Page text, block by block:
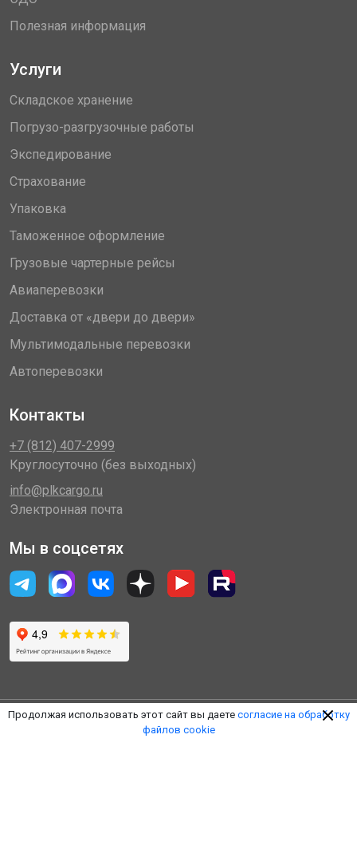
Полезная информация
Услуги
Складское хранение
Погрузо-разгрузочные работы
Экспедирование
Страхование
Упаковка
Таможенное оформление
Грузовые чартерные рейсы
Авиаперевозки
Доставка от «двери до двери»
Мультимодальные перевозки
Автоперевозки
Контакты
+7 (812) 407-2999
Круглосуточно (без выходных)
info@plkcargo.ru
Электронная почта
Мы в соцсетях
© 2014 - 2026 «Пулковская Логистическая Компания»
Продолжая использовать этот сайт вы даете согласие на обработку
файлов cookie